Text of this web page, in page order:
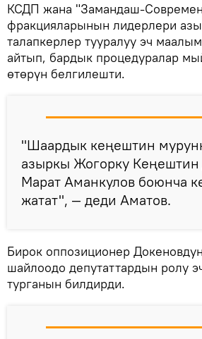
КСДП жана "Замандаш-
фракцияларынын лидерлери
талапкерлер тууралуу эч
айтып, бардык процедуралар
өтөрүн белгилешти.
"Шаардык кеңештин
азыркы Жогорку Кеңештин
Марат Аманкулов боюнча
жатат", — деди Аматов.
Бирок оппозиционер
шайлоодо депутаттардын ролу
турганын билдирди.